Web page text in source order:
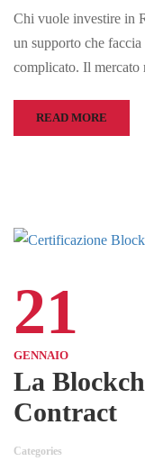
Chi vuole investire in
un supporto che
complicato. Il mercato
READ MORE
21
GENNAIO
La
Contract
Categories